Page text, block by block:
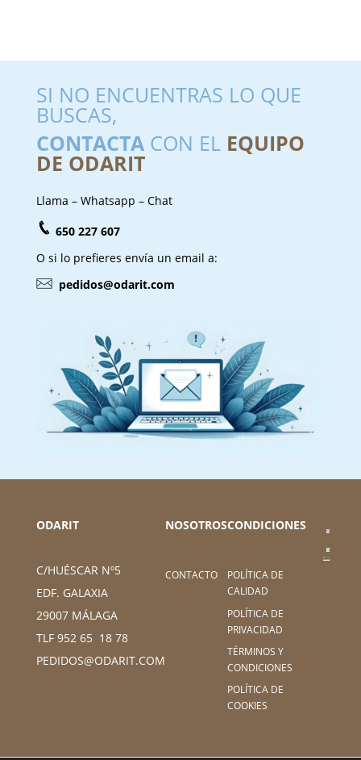
SI NO ENCUENTRAS LO QUE
BUSCAS,
CONTACTACON EL EQUIPO
DE ODARIT
Llama – Whatsapp – Chat
650 227 607
O si lo prefieres envía un email a:
pedidos@odarit.com
ODARIT
C/HUÉSCAR Nº5
EDF. GALAXIA
29007 MÁLAGA
TLF 952 65 18 78
PEDIDOS@ODARIT.COM
NOSOTROS
CONTACTO
CONDICIONES
POLÍTICA DE
CALIDAD
POLÍTICA DE
PRIVACIDAD
TÉRMINOS Y
CONDICIONES
POLÍTICA DE
COOKIES